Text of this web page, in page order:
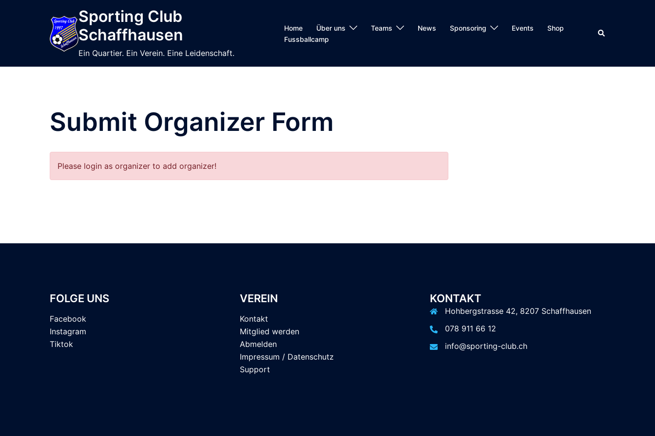
Sporting Club
Schaffhausen
Ein Quartier. Ein Verein. Eine Leidenschaft.
Home Über uns Teams News Sponsoring Events
Shop
Fussballcamp
Search
Submit Organizer Form
Please login as organizer to add organizer!
FOLGE UNS
Facebook
Instagram
Tiktok
VEREIN
Kontakt
Mitglied werden
Abmelden
Impressum / Datenschutz
Support
KONTAKT
Hohbergstrasse 42, 8207 Schaffhausen
078 911 66 12
info@sporting-club.ch